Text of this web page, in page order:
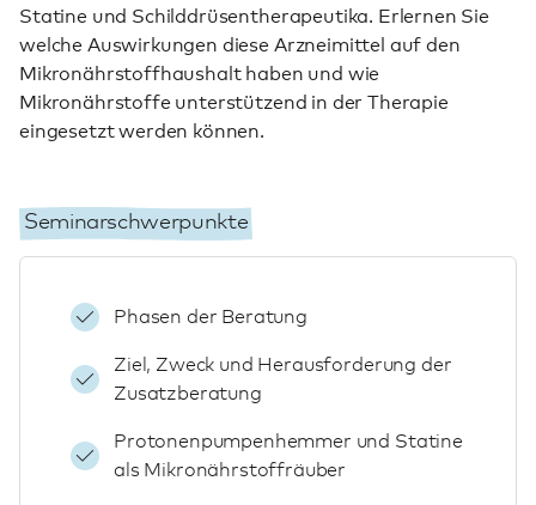
Statine und Schilddrüsentherapeutika. Erlernen Sie
welche Auswirkungen diese Arzneimittel auf den
Mikronährstoffhaushalt haben und wie
Mikronährstoffe unterstützend in der Therapie
eingesetzt werden können.
Seminarschwerpunkte
Phasen der Beratung
Ziel, Zweck und Herausforderung der
Zusatzberatung
Protonenpumpenhemmer und Statine
als Mikronährstoffräuber